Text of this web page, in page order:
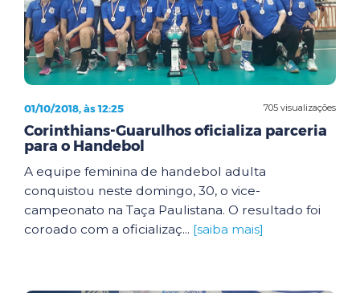
705 visualizações
01/10/2018, às 12:25
Corinthians-Guarulhos oficializa parceria
para o Handebol
A equipe feminina de handebol adulta
conquistou neste domingo, 30, o vice-
campeonato na Taça Paulistana. O resultado foi
coroado com a oficializaç... [saiba mais]